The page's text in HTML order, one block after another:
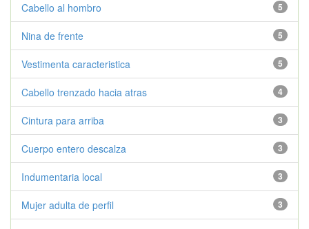
5
Cabello al hombro
5
Nina de frente
5
Vestimenta caracteristica
4
Cabello trenzado hacia atras
3
Cintura para arriba
3
Cuerpo entero descalza
3
Indumentaria local
3
Mujer adulta de perfil